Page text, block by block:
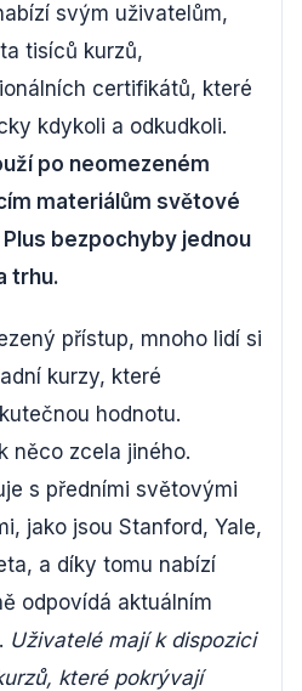
svým uživatelům,
tisíců kurzů,
certifikátů, které
kdykoli a odkudkoli.
po neomezeném
materiálům světové
bezpochyby jednou
trhu.
přístup, mnoho lidí si
kurzy, které
hodnotu.
něco zcela jiného.
s předními světovými
jako jsou Stanford, Yale,
a díky tomu nabízí
odpovídá aktuálním
Uživatelé mají k dispozici
které pokrývají